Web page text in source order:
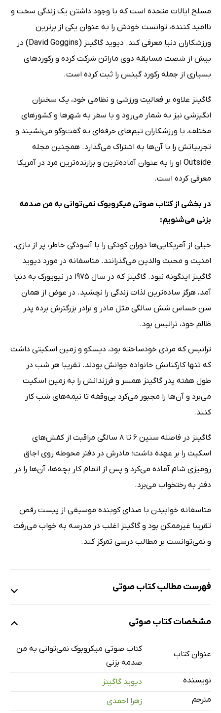
مسلح ایالات متحده است که با وجود داشتن یک زندگی سخت و
ناامید کننده، توانست خودش را به عنوان یکی از برترین
ورزشکاران دنیا معرفی کند. دیوید گاگینز (David Goggins) در
بیش از شصت مسابقه دوی ماراتن شرکت کرده و رکوردهای
بسیاری از جمله رکورد گینس را ثبت کرده است.
گاگینز علاوه بر فعالیت ورزشی و نظامی خود، یک سخنران
انگیزشی نیز به شمار می‌رود و با سفر به شهرها و کشورهای
مختلف، با ورزشکاران تیم‌های حرفه‌ای به گفت‌وگو می‌نشیند و
تجربیاتش را با آن‌ها به اشتراک می‌گذارد. همچنین مجله
Outside او را به عنوان آماده‌ترین و برازنده‌ترین مرد در آمریکا
معرفی کرده است.
در بخشی از کتاب صوتی میکروبوک نمی‌توانی به من صدمه
بزنی می‌شنویم:
خیلی از آمریکایی‌ها دوران کودکی را با آسودگی خاطر، پر از بازی،
امنیت و محبت والدین می‌گذرانند. متاسفانه در مورد دیوید
گاگینز اینگونه نبود. گاگینز که در سال 1975 در نیویورک به دنیا
آمد، هرگز ساده‌ترین لذات زندگی را نچشید. در عوض از همان
سن حساس شش سالگی مثل مادر و برادر بزرگترش برده پدر
ظالم خود، ترانیس بود.
ترانیس که مردی خودساخته بود، دیسکو و زمین اسکیتی داشت
که تنها کارکنانش خانواده جوانش بودند. تقریبا هر شب در
طول هفته پدر گاگینز همسر و فرزندانش را به زمین اسکیت
می‌برد و آن‌ها را مجبور می‌کرد بی‌وقفه تا نیمه‌های شب کار
کنند.
گاگینز در فاصله سنین 6 تا 8 سالگی مراقبت از کفش‌های
اسکیت را بر عهده داشت؛ مادرش در دفتر محوطه روی اجاق
رومیزی شام آماده می‌کرد و پس از اتمام کار بچه‌ها، آن‌ها را در
دفتر به رختخواب می‌برد.
متاسفانه خوابیدن با صدای کوبنده موسیقی از پیست رقص
تقریبا غیرممکن بود و گاگینز اغلب در مدرسه به خواب می‌رفت
و نمی‌توانست بر مطالب درسی تمرکز کند.
فهرست مطالب کتاب صوتی
نمونه
23 دقیقه میکروبوک نمی‌توانی به من صدمه بزنی
مشخصات کتاب صوتی
عنوان کتاب
کتاب صوتی میکروبوک نمی‌توانی به من
صدمه بزنی
نویسنده
دیوید گاگینز
مترجم
زهرا احمدی